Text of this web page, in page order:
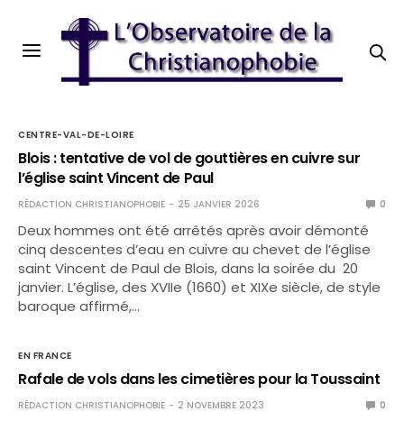
CENTRE-VAL-DE-LOIRE
Blois : tentative de vol de gouttières en cuivre sur
l’église saint Vincent de Paul
RÉDACTION CHRISTIANOPHOBIE 25 JANVIER 2026 0
Deux hommes ont été arrêtés après avoir démonté
cinq descentes d’eau en cuivre au chevet de l’église
saint Vincent de Paul de Blois, dans la soirée du 20
janvier. L’église, des XVIIe (1660) et XIXe siècle, de style
baroque affirmé,…
EN FRANCE
Rafale de vols dans les cimetières pour la Toussaint
RÉDACTION CHRISTIANOPHOBIE 2 NOVEMBRE 2023 0